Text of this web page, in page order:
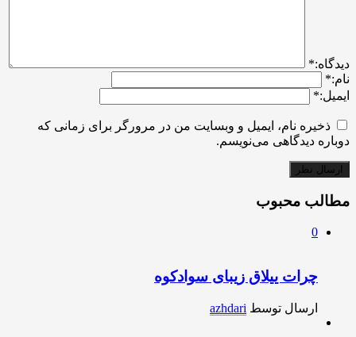
ديدگاه:*
نام:*
ایمیل:*
ذخیره نام، ایمیل و وبسایت من در مرورگر برای زمانی که
دوباره دیدگاهی می‌نویسم.
مطالب محبوب
0
چرات ییلاق زیبای سوادکوه
ارسال توسط azhdari